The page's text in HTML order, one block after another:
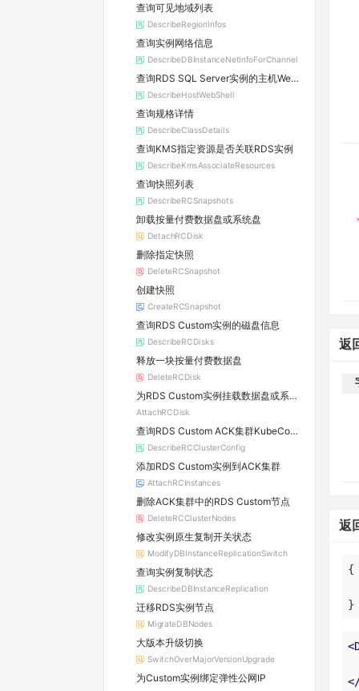
查询可见地域列表
DescribeRegionInfos
查询实例网络信息
DescribeDBInstanceNetInfoForChannel
查询RDS SQL Server实例的主机WebShell登录信息
DescribeHostWebShell
查询规格详情
DescribeClassDetails
查询KMS指定资源是否关联RDS实例
DescribeKmsAssociateResources
查询快照列表
DescribeRCSnapshots
卸载按量付费数据盘或系统盘
DetachRCDisk
删除指定快照
DeleteRCSnapshot
创建快照
CreateRCSnapshot
查询RDS Custom实例的磁盘信息
DescribeRCDisks
释放一块按量付费数据盘
DeleteRCDisk
为RDS Custom实例挂载数据盘或系统盘
AttachRCDisk
查询RDS Custom ACK集群KubeConfig
DescribeRCClusterConfig
添加RDS Custom实例到ACK集群
AttachRCInstances
删除ACK集群中的RDS Custom节点
DeleteRCClusterNodes
修改实例原生复制开关状态
ModifyDBInstanceReplicationSwitch
查询实例复制状态
DescribeDBInstanceReplication
迁移RDS实例节点
MigrateDBNodes
大版本升级切换
SwitchOverMajorVersionUpgrade
为Custom实例绑定弹性公网IP
返
返
}
<